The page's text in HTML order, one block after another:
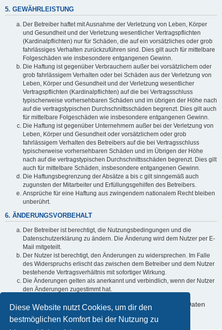
Diese Website nutzt Cookies, um dir den
bestmöglichen Komfort bei der Nutzung zu
5. GEWÄHRLEISTUNG
Der Betreiber haftet mit Ausnahme der Verletzung von Leben, Körper
und Gesundheit und der Verletzung wesentlicher Vertragspflichten
(Kardinalpflichten) nur für Schäden, die auf ein vorsätzliches oder grob
fahrlässiges Verhalten zurückzuführen sind. Dies gilt auch für mittelbare
Folgeschäden wie insbesondere entgangenen Gewinn.
Die Haftung ist gegenüber Verbrauchern außer bei vorsätzlichem oder
grob fahrlässigem Verhalten oder bei Schäden aus der Verletzung von
Leben, Körper und Gesundheit und der Verletzung wesentlicher
Vertragspflichten (Kardinalpflichten) auf die bei Vertragsschluss
typischerweise vorhersehbaren Schäden und im übrigen der Höhe nach
auf die vertragstypischen Durchschnittsschäden begrenzt. Dies gilt auch
für mittelbare Folgeschäden wie insbesondere entgangenen Gewinn.
Die Haftung ist gegenüber Unternehmern außer bei der Verletzung von
Leben, Körper und Gesundheit oder vorsätzlichem oder grob
fahrlässigem Verhalten des Betreibers auf die bei Vertragsschluss
typischerweise vorhersehbaren Schäden und im Übrigen der Höhe
nach auf die vertragstypischen Durchschnittsschäden begrenzt. Dies gilt
auch für mittelbare Schäden, insbesondere entgangenen Gewinn.
Die Haftungsbegrenzung der Absätze a bis c gilt sinngemäß auch
zugunsten der Mitarbeiter und Erfüllungsgehilfen des Betreibers.
Ansprüche für eine Haftung aus zwingendem nationalem Recht bleiben
unberührt.
6. ÄNDERUNGSVORBEHALT
Der Betreiber ist berechtigt, die Nutzungsbedingungen und die
Datenschutzerklärung zu ändern. Die Änderung wird dem Nutzer per E-
Mail mitgeteilt.
Der Nutzer ist berechtigt, den Änderungen zu widersprechen. Im Falle
des Widerspruchs erlischt das zwischen dem Betreiber und dem Nutzer
bestehende Vertragsverhältnis mit sofortiger Wirkung.
Die Änderungen gelten als anerkannt und verbindlich, wenn der Nutzer
den Änderungen zugestimmt hat.
Informationen über den Umgang mit deinen persönlichen Daten
sind in der Datenschutzerklärung enthalten.